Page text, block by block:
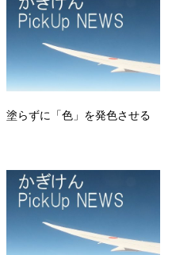
塗らずに「色」を発色させる